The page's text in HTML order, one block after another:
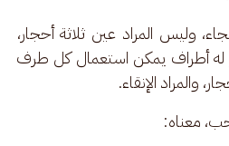
وليس المراد عين ثلاثة أحجار،
له أطراف يمكن استعمال كل طرف
والمراد الإنقاء.
معناه: